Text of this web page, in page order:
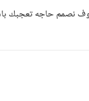
نصمم حاجه تعجبك